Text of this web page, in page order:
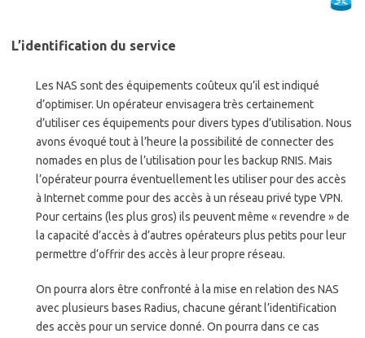
L’identification du service
Les NAS sont des équipements coûteux qu’il est indiqué
d’optimiser. Un opérateur envisagera très certainement
d’utiliser ces équipements pour divers types d’utilisation. Nous
avons évoqué tout à l’heure la possibilité de connecter des
nomades en plus de l’utilisation pour les backup RNIS. Mais
l’opérateur pourra éventuellement les utiliser pour des accès
à Internet comme pour des accès à un réseau privé type VPN.
Pour certains (les plus gros) ils peuvent même « revendre » de
la capacité d’accès à d’autres opérateurs plus petits pour leur
permettre d’offrir des accès à leur propre réseau.
On pourra alors être confronté à la mise en relation des NAS
avec plusieurs bases Radius, chacune gérant l’identification
des accès pour un service donné. On pourra dans ce cas